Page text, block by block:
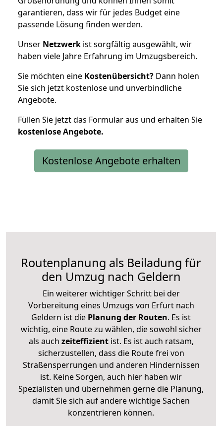
garantieren, dass wir für jedes Budget eine
passende Lösung finden werden.
Unser Netzwerk ist sorgfältig ausgewählt, wir
haben viele Jahre Erfahrung im Umzugsbereich.
Sie möchten eine Kostenübersicht? Dann holen
Sie sich jetzt kostenlose und unverbindliche
Angebote.
Füllen Sie jetzt das Formular aus und erhalten Sie
kostenloseAngebote.
Kostenlose Angebote erhalten
Routenplanung als Beiladung für
den Umzug nach Geldern
Ein weiterer wichtiger Schritt bei der
Vorbereitung eines Umzugs von Erfurt nach
Geldern ist die Planung der Routen. Es ist
wichtig, eine Route zu wählen, die sowohl sicher
als auch zeiteffizientist. Es ist auch ratsam,
sicherzustellen, dass die Route frei von
Straßensperrungen und anderen Hindernissen
ist. Keine Sorgen, auch hier haben wir
Spezialisten und übernehmen gerne die Planung,
damit Sie sich auf andere wichtige Sachen
konzentrieren können.